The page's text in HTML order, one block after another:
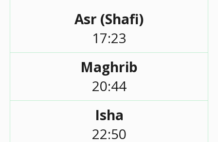
Asr (Shafi)
17:23
Maghrib
20:44
Isha
22:50